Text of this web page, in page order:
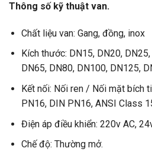
Thông số kỹ thuật van.
Chất liệu van: Gang, đồng, inox
Kích thước: DN15, DN20,
DN65, DN80, DN100, DN125,
Kết nối: Nối ren / Nối mặt bích
PN16, DIN PN16, ANSI Class
Điện áp điều khiển: 220v AC,
Chế độ: Thường mở.